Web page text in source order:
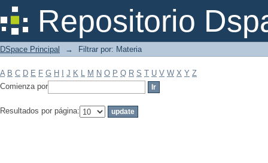
Repositorio
Filtrar por: Materia
DSpace Principal → Filtrar por: Materia
A B C D E F G H J K L M N O P Q R S T U V W X Y Z
Comienza por
Resultados por página: